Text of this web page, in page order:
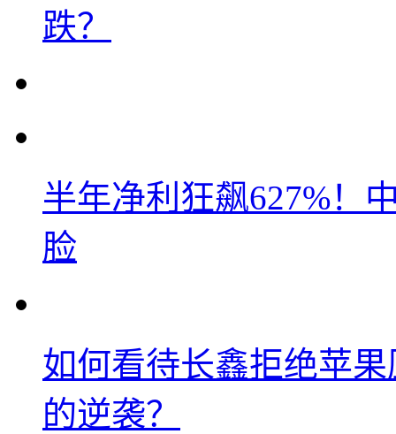
跌？
半年净利狂飙627%！
脸
如何看待长鑫拒绝苹
的逆袭？